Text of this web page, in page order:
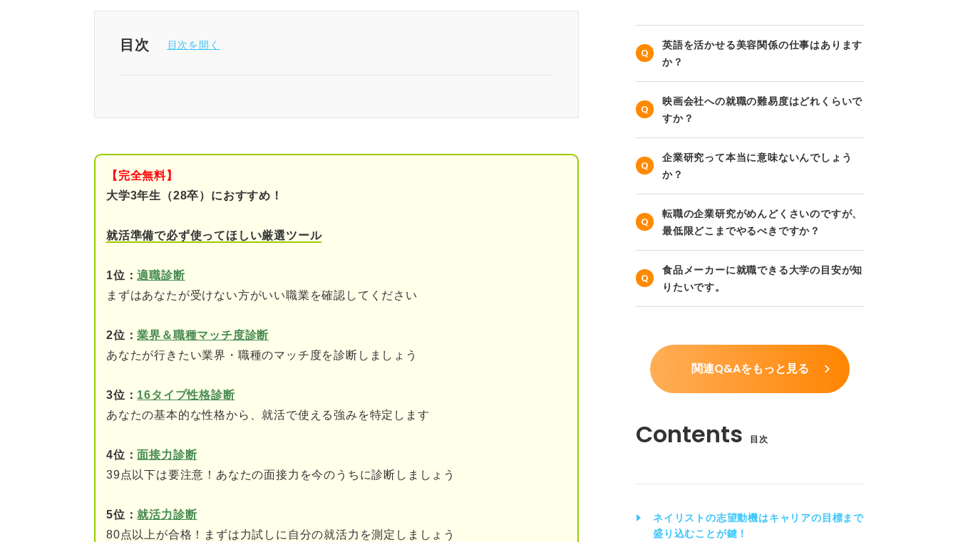
目次
ネイルスクールに通って技能検定を受ける
ネイリストの仕事内容
ネイリストのキャリアパスの一例
ネイル業界の動向
志望動機でアピールしよう！ ネイリストで評価されやすい強み
細かい作業が得意
【完全無料】
大学3年生（28卒）におすすめ！
就活準備で必ず使ってほしい厳選ツール
1位：適職診断
まずはあなたが受けない方がいい職業を確認してください
2位：業界＆職種マッチ度診断
あなたが行きたい業界・職種のマッチ度を診断しましょう
3位： 16タイプ性格診断
あなたの基本的な性格から、就活で使える強みを特定します
4位：面接力診断
39点以下は要注意！あなたの面接力を今のうちに診断しましょう
5位：就活力診断
80点以上が合格！まずは力試しに自分の就活力を測定しましょう
英語を活かせる美容関係の仕事はあります
か？
映画会社への就職の難易度はどれくらいで
すか？
企業研究って本当に意味ないんでしょう
か？
転職の企業研究がめんどくさいのですが、
最低限どこまでやるべきですか？
食品メーカーに就職できる大学の目安が知
りたいです。
関連Q&Aをもっと見る
目次
ネイリストの志望動機はキャリアの目標まで
盛り込むことが鍵！